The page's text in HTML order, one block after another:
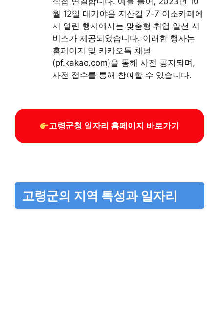
월 12일 대가야읍 지산길 7-7 이소카페에
서 열린 행사에서는 맞춤형 취업 알선 서
비스가 제공되었습니다. 이러한 행사는
홈페이지 및 카카오톡 채널
(pf.kakao.com)을 통해 사전 공지되며,
사전 접수를 통해 참여할 수 있습니다.
고령군청 일자리 홈페이지 바로가기
고령군의 지역 특성과 일자리